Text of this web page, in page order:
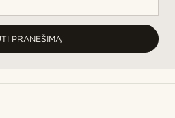
PRANEŠIMĄ